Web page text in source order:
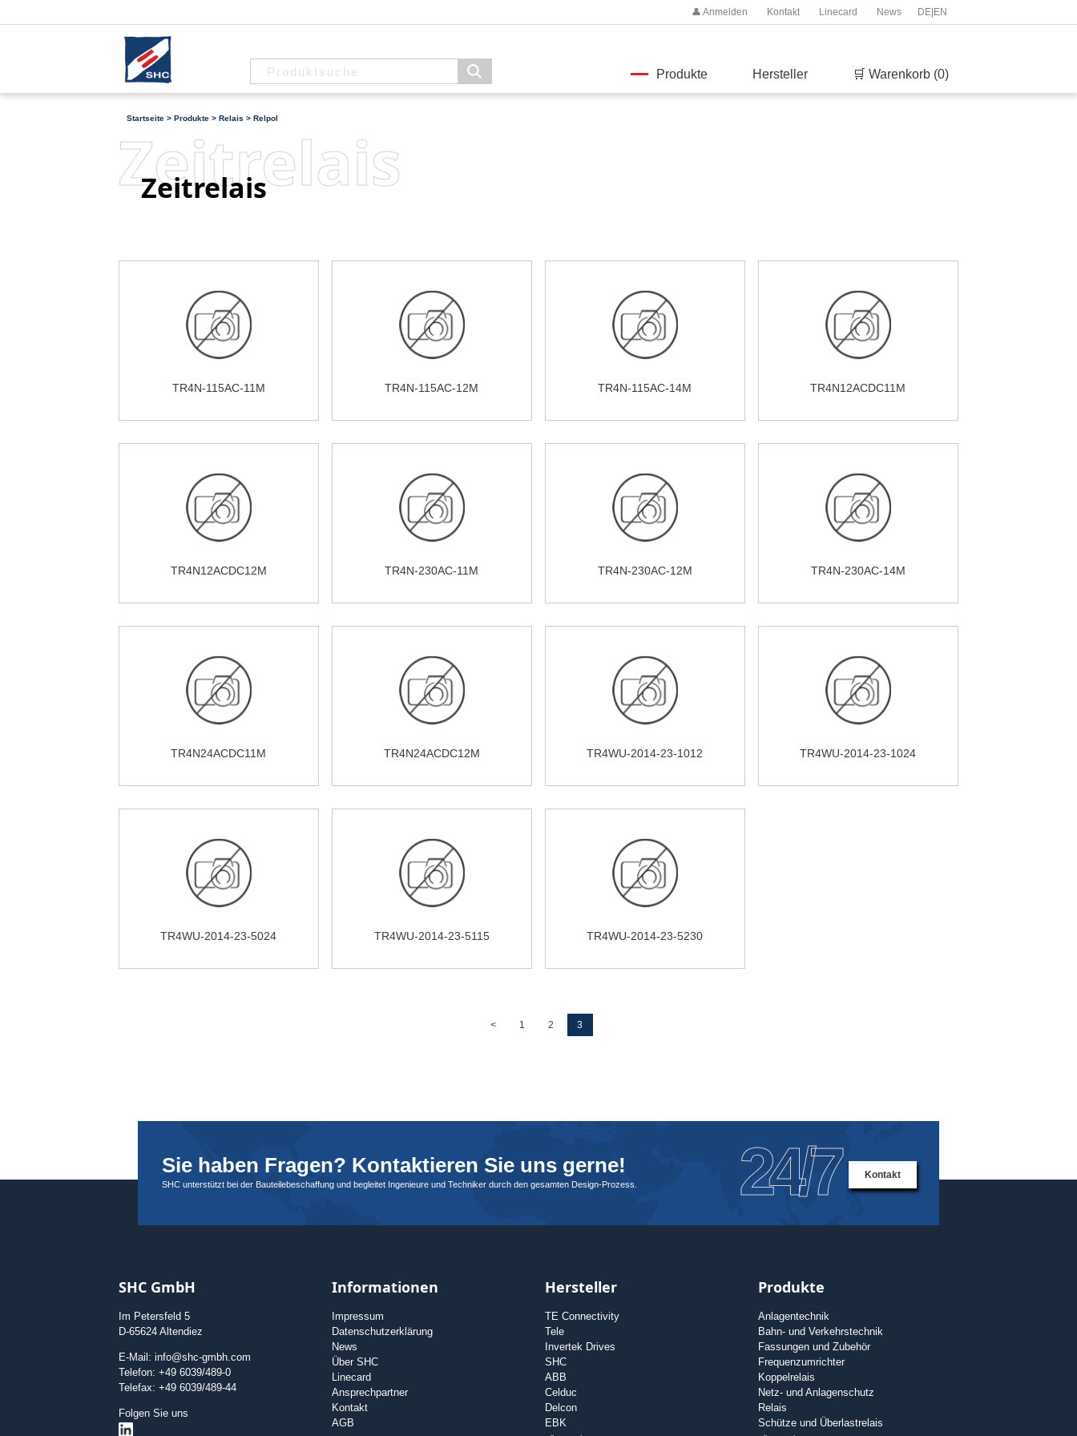
DE| EN
👤 Anmelden Kontakt Linecard News
Produkte Hersteller 🛒 Warenkorb (0)
Startseite > Produkte > Relais > Relpol
Zeitrelais
Zeitrelais
TR4N-115AC-11M TR4N-115AC-12M TR4N-115AC-14M TR4N12ACDC11M
TR4N12ACDC12M TR4N-230AC-11M TR4N-230AC-12M TR4N-230AC-14M
TR4N24ACDC11M TR4N24ACDC12M TR4WU-2014-23-1012 TR4WU-2014-23-1024
TR4WU-2014-23-5024 TR4WU-2014-23-5115 TR4WU-2014-23-5230
< 1 2 3
Sie haben Fragen? Kontaktieren Sie uns gerne!
SHC unterstützt bei der Bauteilebeschaffung und begleitet Ingenieure und Techniker durch den gesamten Design-Prozess. 24/7 Kontakt
SHC GmbH
Im Petersfeld 5
D-65624 Altendiez
E-Mail: info@shc-gmbh.com
Telefon: +49 6039/489-0
Telefax: +49 6039/489-44
Folgen Sie uns
Informationen
Impressum
Datenschutzerklärung
News
Über SHC
Linecard
Ansprechpartner
Kontakt
AGB
Hersteller
TE Connectivity
Tele
Invertek Drives
SHC
ABB
Celduc
Delcon
EBK
Produkte
Anlagentechnik
Bahn- und Verkehrstechnik
Fassungen und Zubehör
Frequenzumrichter
Koppelrelais
Netz- und Anlagenschutz
Relais
Schütze und Überlastrelais